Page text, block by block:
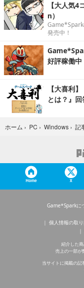
【大人気
n）
Game*Spark
発売中！
好評稼働中
【大喜利
とは？』回
ホーム › PC › Windows › 記
Home X
Game*Sparkに
個人情報の取
紹介した
売上の一部が
当サイトに掲載の記